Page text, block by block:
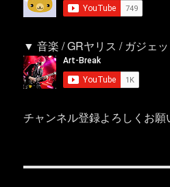
▼ 音楽 / GRヤリス / ガジェ
チャンネル登録よろしくお願